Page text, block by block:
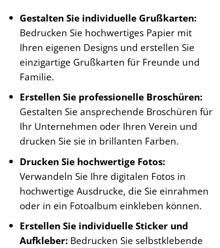
Gestalten Sie individuelle Grußkarten:
Bedrucken Sie hochwertiges Papier mit
Ihren eigenen Designs und erstellen Sie
einzigartige Grußkarten für Freunde und
Familie.
Erstellen Sie professionelle Broschüren:
Gestalten Sie ansprechende Broschüren für
Ihr Unternehmen oder Ihren Verein und
drucken Sie sie in brillanten Farben.
Drucken Sie hochwertige Fotos:
Verwandeln Sie Ihre digitalen Fotos in
hochwertige Ausdrucke, die Sie einrahmen
oder in ein Fotoalbum einkleben können.
Erstellen Sie individuelle Sticker und
Aufkleber:Bedrucken Sie selbstklebende